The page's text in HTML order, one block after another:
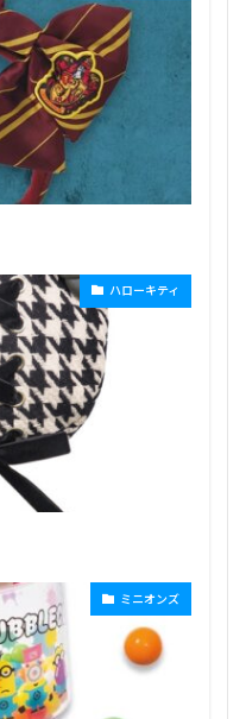
ハローキティ
ミニオンズ